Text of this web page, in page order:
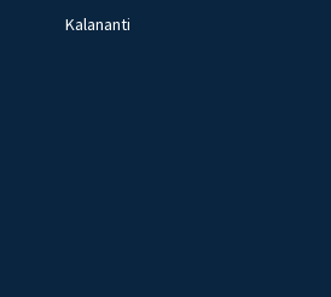
Kalananti